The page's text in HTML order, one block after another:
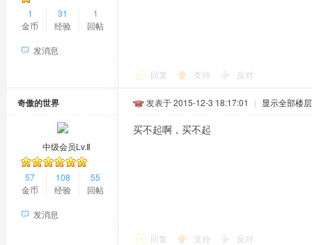
1
金币
31
经验
1
回帖
发消息
回复 支持 反对
奇傲的世界
中级会员Lv.Ⅱ
57
金币
108
经验
55
回帖
发消息
发表于 2015-12-3 18:17:01 | 显示全部楼层
买不起啊，买不起
回复 支持 反对